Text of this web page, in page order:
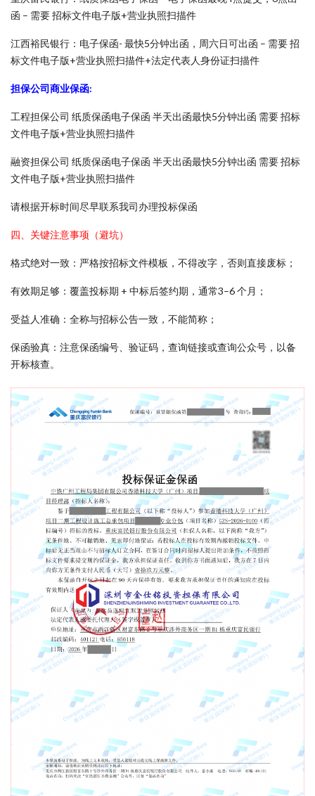
函 – 需要 招标文件电子版+营业执照扫描件
江西裕民银行：电子保函- 最快5分钟出函，周六日可出函 – 需要 招
标文件电子版+营业执照扫描件+法定代表人身份证扫描件
担保公司商业保函:
工程担保公司 纸质保函电子保函 半天出函最快5分钟出函 需要 招标
文件电子版+营业执照扫描件
融资担保公司 纸质保函电子保函 半天出函最快5分钟出函 需要 招标
文件电子版+营业执照扫描件
请根据开标时间尽早联系我司办理投标保函
四、关键注意事项（避坑）
格式绝对一致：严格按招标文件模板，不得改字，否则直接废标；
有效期足够：覆盖投标期 + 中标后签约期，通常3–6 个月；
受益人准确：全称与招标公告一致，不能简称；
保函验真：注意保函编号、验证码，查询链接或查询公众号，以备
开标核查。